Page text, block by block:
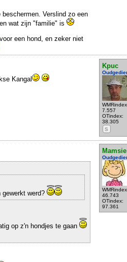
Verslind zo een
wat zijn "familie" is
een hond, en zeker niet
Kpuc
7.557
OTindex:
38.305
S
Kangal
Mamsie
46.743
OTindex:
97.361
gewerkt werd?
op z'n hondjes te gaan